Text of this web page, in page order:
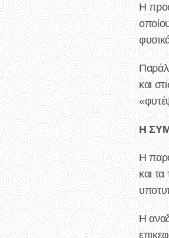
Η
και
Η
Η
και
Η